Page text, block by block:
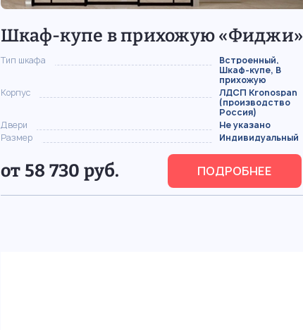
Шкаф-купе в прихожую «Фиджи»
Тип шкафа
Встроенный,
Шкаф-купе, В
прихожую
Корпус
ЛДСП Kronospan
(производство
Россия)
Двери
Не указано
Размер
Индивидуальный
от 58 730 руб. ПОДРОБНЕЕ